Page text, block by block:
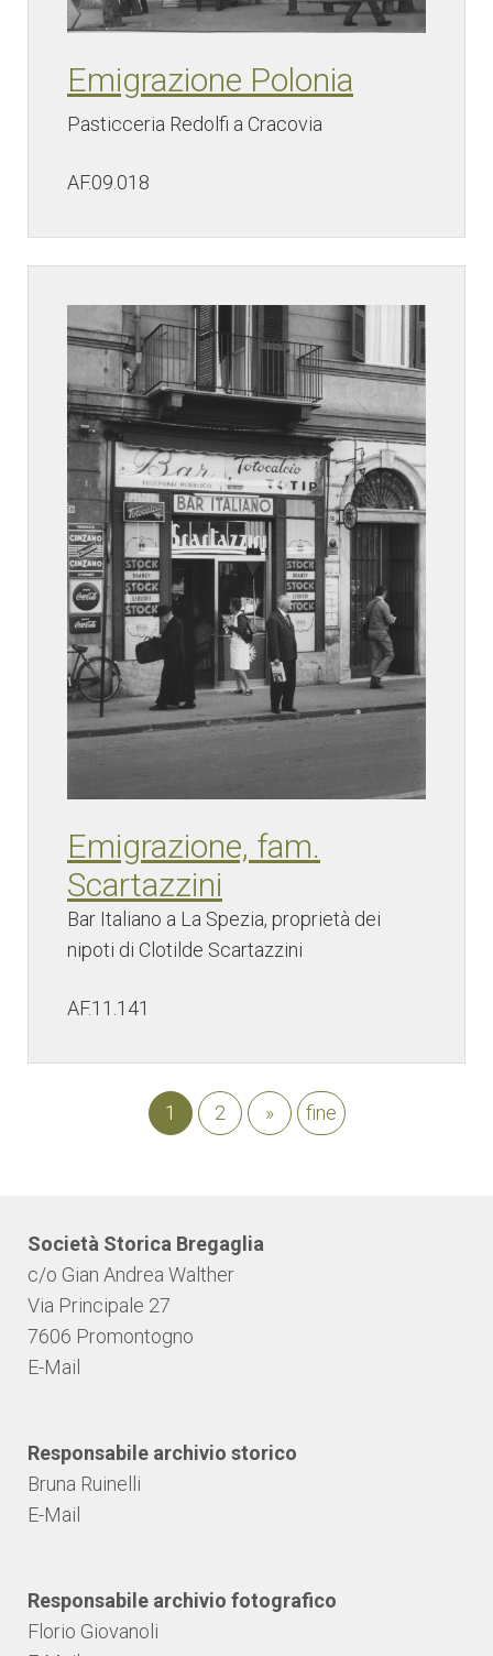
Emigrazione Polonia
Pasticceria Redolfi a Cracovia
AF.09.018
Emigrazione, fam.
Scartazzini
Bar Italiano a La Spezia, proprietà dei
nipoti di Clotilde Scartazzini
AF.11.141
1 2 » fine
Società Storica Bregaglia
c/o Gian Andrea Walther
Via Principale 27
7606 Promontogno
E-Mail
Responsabile archivio storico
Bruna Ruinelli
E-Mail
Responsabile archivio fotografico
Florio Giovanoli